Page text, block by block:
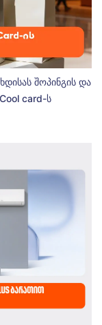
შოპინგის და
card-ს